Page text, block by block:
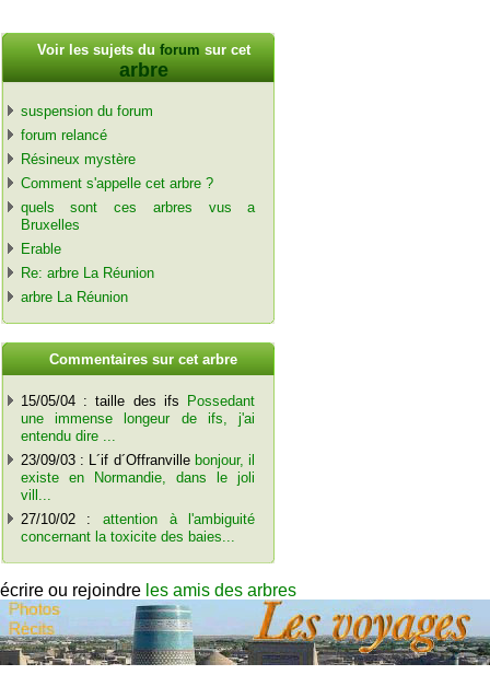
Voir les sujets du forum sur cet
arbre
suspension du forum
forum relancé
Résineux mystère
Comment s'appelle cet arbre ?
quels sont ces arbres vus a
Bruxelles
Erable
Re: arbre La Réunion
arbre La Réunion
Commentaires sur cet arbre
15/05/04 : taille des ifs
Possedant
une immense longeur de ifs, j'ai
entendu dire ...
23/09/03 : L´if d´Offranville bonjour, il
existe en Normandie, dans le joli
vill...
27/10/02 : attention à l'ambiguité
concernant la toxicite des baies...
écrire ou rejoindre les amis des arbres